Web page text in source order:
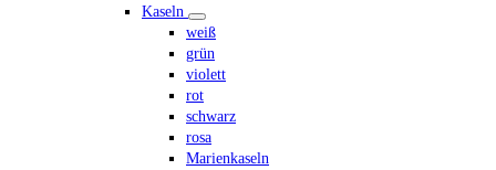
Kaseln
weiß
grün
violett
rot
schwarz
rosa
Marienkaseln